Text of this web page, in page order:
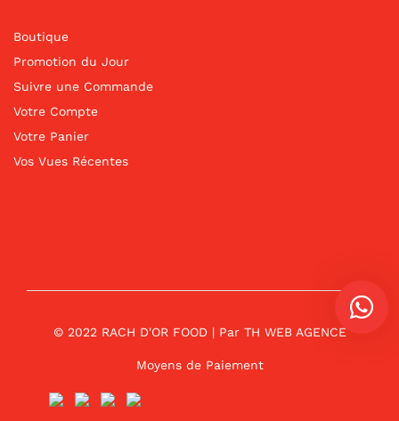
Boutique
Promotion du Jour
Suivre une Commande
Votre Compte
Votre Panier
Vos Vues Récentes
© 2022 RACH D'OR FOOD | Par TH WEB AGENCE
Moyens de Paiement